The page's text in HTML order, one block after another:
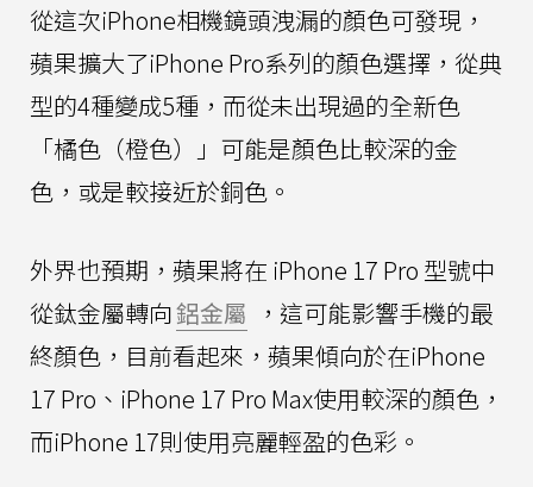
從這次iPhone相機鏡頭洩漏的顏色可發現，
蘋果擴大了iPhone Pro系列的顏色選擇，從典
型的4種變成5種，而從未出現過的全新色
「橘色（橙色）」可能是顏色比較深的金
色，或是較接近於銅色。
外界也預期，蘋果將在 iPhone 17 Pro 型號中
從鈦金屬轉向鋁金屬 ，這可能影響手機的最
終顏色，目前看起來，蘋果傾向於在iPhone
17 Pro、iPhone 17 Pro Max使用較深的顏色，
而iPhone 17則使用亮麗輕盈的色彩。